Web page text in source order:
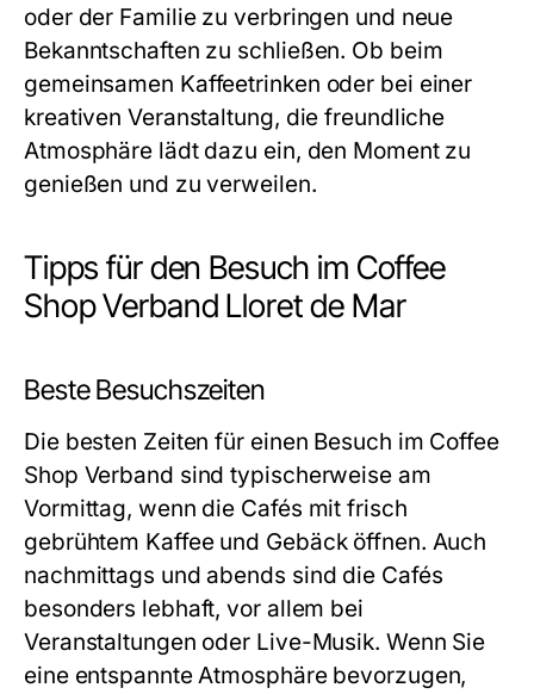
oder der Familie zu verbringen und neue
Bekanntschaften zu schließen. Ob beim
gemeinsamen Kaffeetrinken oder bei einer
kreativen Veranstaltung, die freundliche
Atmosphäre lädt dazu ein, den Moment zu
genießen und zu verweilen.
Tipps für den Besuch im Coffee
Shop Verband Lloret de Mar
Beste Besuchszeiten
Die besten Zeiten für einen Besuch im Coffee
Shop Verband sind typischerweise am
Vormittag, wenn die Cafés mit frisch
gebrühtem Kaffee und Gebäck öffnen. Auch
nachmittags und abends sind die Cafés
besonders lebhaft, vor allem bei
Veranstaltungen oder Live-Musik. Wenn Sie
eine entspannte Atmosphäre bevorzugen,